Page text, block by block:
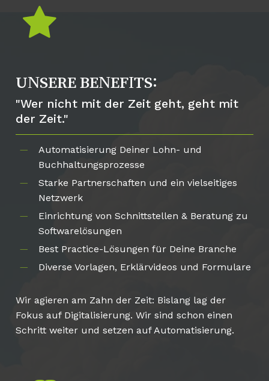
UNSERE BENEFITS:
"Wer nicht mit der Zeit geht, geht mit
der Zeit."
Automatisierung Deiner Lohn- und
Buchhaltungsprozesse
Starke Partnerschaften und ein vielseitiges
Netzwerk
Einrichtung von Schnittstellen & Beratung zu
Softwarelösungen
Best Practice-Lösungen für Deine Branche
Diverse Vorlagen, Erklärvideos und Formulare
Wir agieren am Zahn der Zeit: Bislang lag der
Fokus auf Digitalisierung. Wir sind schon einen
Schritt weiter und setzen auf Automatisierung.